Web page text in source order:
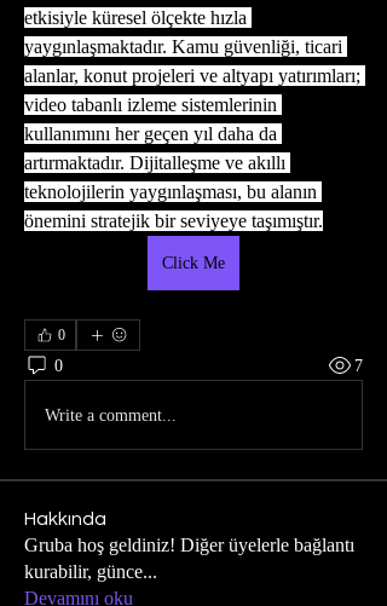
etkisiyle küresel ölçekte hızla
yaygınlaşmaktadır. Kamu güvenliği, ticari
alanlar, konut projeleri ve altyapı yatırımları;
video tabanlı izleme sistemlerinin
kullanımını her geçen yıl daha da
artırmaktadır. Dijitalleşme ve akıllı
teknolojilerin yaygınlaşması, bu alanın
önemini stratejik bir seviyeye taşımıştır.
Click Me
0
0 7
Write a comment...
Hakkında
Gruba hoş geldiniz! Diğer üyelerle bağlantı
kurabilir, günce...
Devamını oku